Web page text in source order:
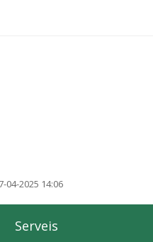
04-2025 14:06
Serveis